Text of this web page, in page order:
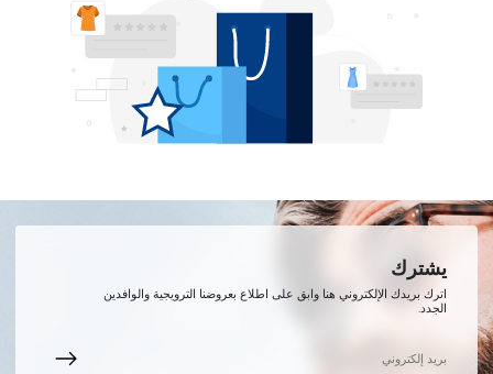
يشترك
اترك بريدك الإلكتروني هنا وابق على اطلاع بعروضنا الترويجية والوافدين
الجدد.